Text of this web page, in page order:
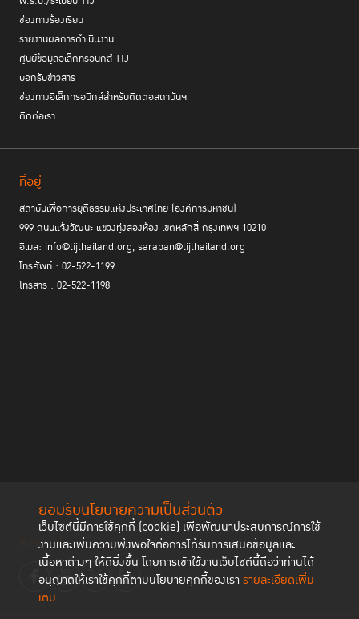
ยอมรับนโยบายความเป็นส่วนตัว
เว็บไซต์นี้มีการใช้คุกกี้ (cookie) เพื่อพัฒนาประสบการณ์การใช้
งานและเพิ่มความพึงพอใจต่อการได้รับการเสนอข้อมูลและ
เนื้อหาต่างๆ ให้ดียิ่งขึ้น โดยการเข้าใช้งานเว็บไซต์นี้ถือว่าท่านได้
อนุญาตให้เราใช้คุกกี้ตามนโยบายคุกกี้ของเรา รายละเอียดเพิ่ม
เติม
ช่องทางร้องเรียน
รายงานผลการดำเนินงาน
ศูนย์ข้อมูลอิเล็กทรอนิกส์ TIJ
บอกรับข่าวสาร
ช่องทางอิเล็กทรอนิกส์สำหรับติดต่อสถาบันฯ
ติดต่อเรา
ที่อยู่
สถาบันเพื่อการยุติธรรมแห่งประเทศไทย (องค์การมหาชน)
999 ถนนแจ้งวัฒนะ แขวงทุ่งสองห้อง เขตหลักสี่ กรุงเทพฯ 10210
อีเมล: info@tijthailand.org, saraban@tijthailand.org
โทรศัพท์ : 02-522-1199
โทรสาร : 02-522-1198
ติดตามช่องทาง social